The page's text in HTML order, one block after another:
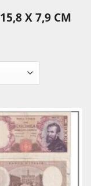
15,8 X 7,9 CM